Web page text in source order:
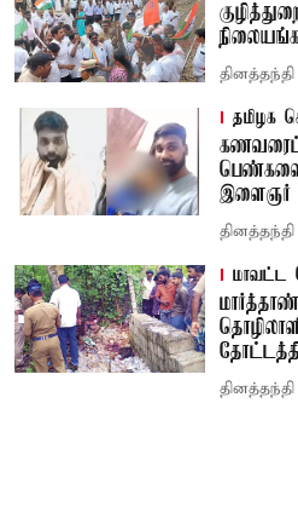
தினத்தந்தி
தமிழக
கணவரைப்
பெண்களை
இளைஞர்
தினத்தந்தி
மாவட்ட
தினத்தந்தி